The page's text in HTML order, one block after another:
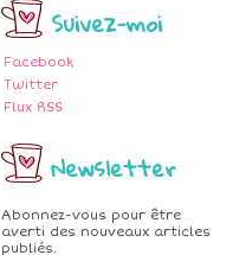
Suivez-moi
Facebook
Twitter
Flux RSS
Newsletter
Abonnez-vous pour être
averti des nouveaux articles
publiés.